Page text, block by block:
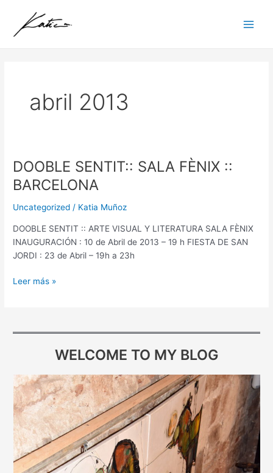
contenido
abril 2013
DOOBLE SENTIT:: SALA FÈNIX ::
BARCELONA
Uncategorized / Katia Muñoz
DOOBLE SENTIT :: ARTE VISUAL Y LITERATURA SALA FÈNIX
INAUGURACIÓN : 10 de Abril de 2013 – 19 h FIESTA DE SAN
JORDI : 23 de Abril – 19h a 23h
DOOBLE
SENTIT::
SALA
FÈNIX
BARCELONA
Leer más »
WELCOME TO MY BLOG